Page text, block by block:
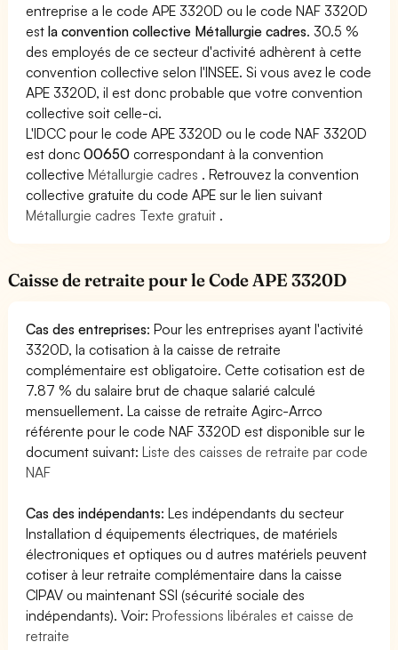
entreprise a le code APE 3320D ou le code NAF 3320D
estla convention collective Métallurgie cadres. 30.5 %
des employés de ce secteur d'activité adhèrent à cette
convention collective selon l'INSEE. Si vous avez le code
APE 3320D, il est donc probable que votre convention
collective soit celle-ci.
L'IDCC pour le code APE 3320D ou le code NAF 3320D
est donc00650 correspondant à la convention
collectiveMétallurgie cadres . Retrouvez la convention
collective gratuite du code APE sur le lien suivant
Métallurgie cadres Texte gratuit .
Caisse de retraite pour le Code APE 3320D
Cas des entreprises: Pour les entreprises ayant l'activité
3320D, la cotisation à la caisse de retraite
complémentaire est obligatoire. Cette cotisation est de
7.87 % du salaire brut de chaque salarié calculé
mensuellement. La caisse de retraite Agirc-Arrco
référente pour le code NAF 3320D est disponible sur le
document suivant:Liste des caisses de retraite par code
NAF
Cas des indépendants: Les indépendants du secteur
Installation d équipements électriques, de matériels
électroniques et optiques ou d autres matériels peuvent
cotiser à leur retraite complémentaire dans la caisse
CIPAV ou maintenant SSI (sécurité sociale des
indépendants). Voir:Professions libérales et caisse de
retraite